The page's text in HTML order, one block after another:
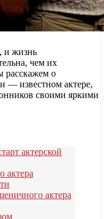
и жизнь
чем их
расскажем о
— известном актере,
своими яркими
актерской
актера
актера